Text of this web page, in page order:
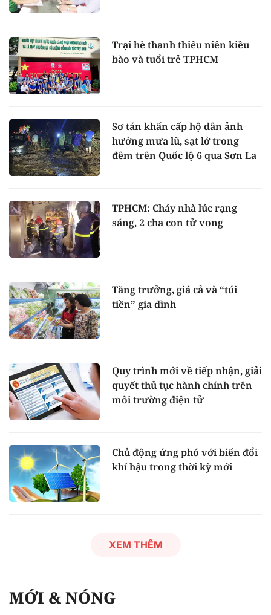
Trại hè thanh thiếu niên kiều
bào và tuổi trẻ TPHCM
Sơ tán khẩn cấp hộ dân ảnh
hưởng mưa lũ, sạt lở trong
đêm trên Quốc lộ 6 qua Sơn La
TPHCM: Cháy nhà lúc rạng
sáng, 2 cha con tử vong
Tăng trưởng, giá cả và “túi
tiền” gia đình
Quy trình mới về tiếp nhận, giải
quyết thủ tục hành chính trên
môi trường điện tử
Chủ động ứng phó với biến đổi
khí hậu trong thời kỳ mới
XEM THÊM
MỚI & NÓNG